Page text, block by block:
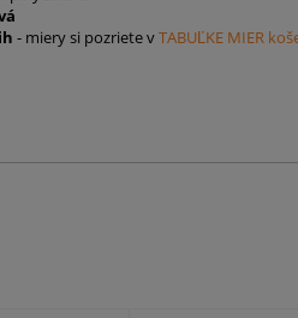
- miery si pozriete vTABUĽKE MIER